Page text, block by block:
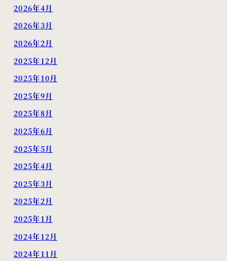
2026年4月
2026年3月
2026年2月
2025年12月
2025年10月
2025年9月
2025年8月
2025年6月
2025年5月
2025年4月
2025年3月
2025年2月
2025年1月
2024年12月
2024年11月